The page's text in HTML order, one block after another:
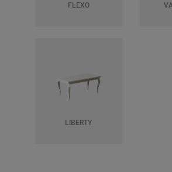
FLEXO
LIBERTY